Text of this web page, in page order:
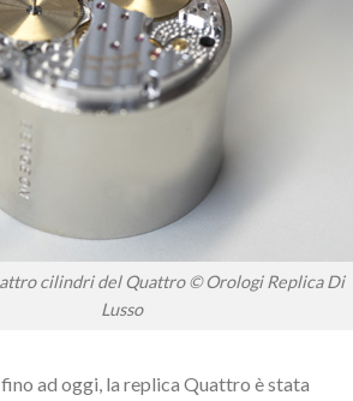
cilindri del Quattro © Orologi Replica Di
Lusso
ad oggi, la replica Quattro è stata